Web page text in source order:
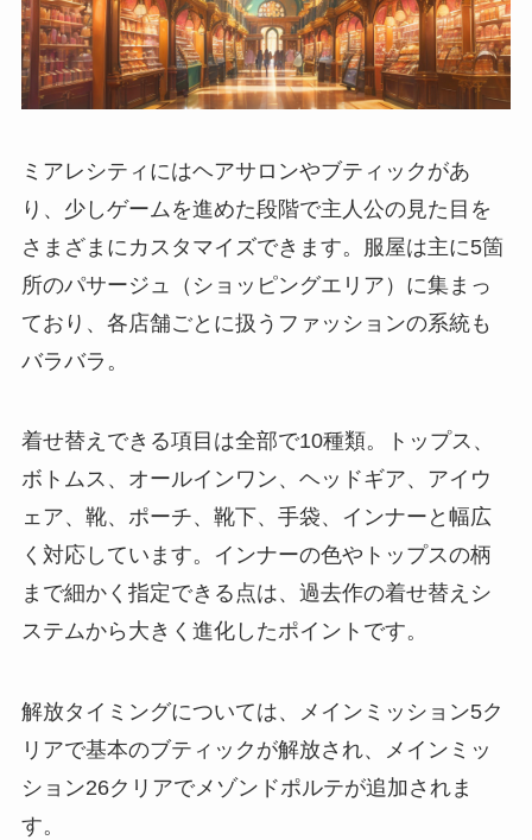
ミアレシティにはヘアサロンやブティックがあ
り、少しゲームを進めた段階で主人公の見た目を
さまざまにカスタマイズできます。服屋は主に5箇
所のパサージュ（ショッピングエリア）に集まっ
ており、各店舗ごとに扱うファッションの系統も
バラバラ。
着せ替えできる項目は全部で10種類。トップス、
ボトムス、オールインワン、ヘッドギア、アイウ
ェア、靴、ポーチ、靴下、手袋、インナーと幅広
く対応しています。インナーの色やトップスの柄
まで細かく指定できる点は、過去作の着せ替えシ
ステムから大きく進化したポイントです。
解放タイミングについては、メインミッション5ク
リアで基本のブティックが解放され、メインミッ
ション26クリアでメゾンドポルテが追加されま
す。